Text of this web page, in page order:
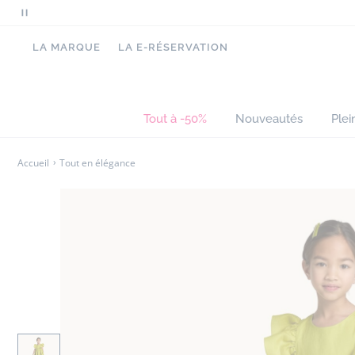
Mettre
pause
LA MARQUE LA E-RÉSERVATION
Tout à -50% Nouveautés
Accueil Tout en élégance